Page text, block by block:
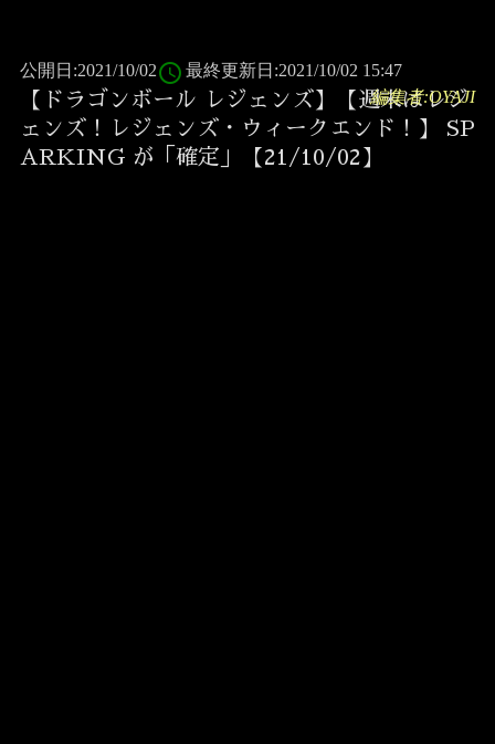
公開日:2021/10/02access_time 最終更新日:2021/10/02 15:47
【ドラゴンボール レジェンズ】【週末はレジ
ェンズ！レジェンズ・ウィークエンド！】 SP
ARKING が「確定」【21/10/02】
編集者:OYAJI